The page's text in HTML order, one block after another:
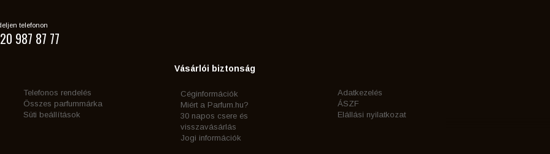
telefonon
987 87 77
Telefonos rendelés
Összes parfummárka
Süti beállítások
Vásárlói biztonság
Céginformációk
Miért a Parfum.hu?
30 napos csere és
visszavásárlás
Jogi információk
Adatkezelés
ÁSZF
Elállási nyilatkozat